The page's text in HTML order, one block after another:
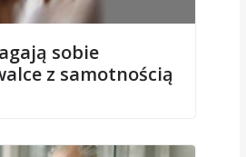
sobie
z samotnością